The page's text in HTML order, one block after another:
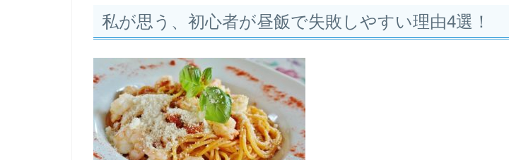
私が思う、初心者が昼飯で失敗しやすい理由4選！